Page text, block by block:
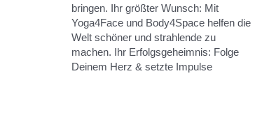
bringen. Ihr größter Wunsch: Mit
Yoga4Face und Body4Space helfen die
Welt schöner und strahlende zu
machen. Ihr Erfolgsgeheimnis: Folge
Deinem Herz & setzte Impulse